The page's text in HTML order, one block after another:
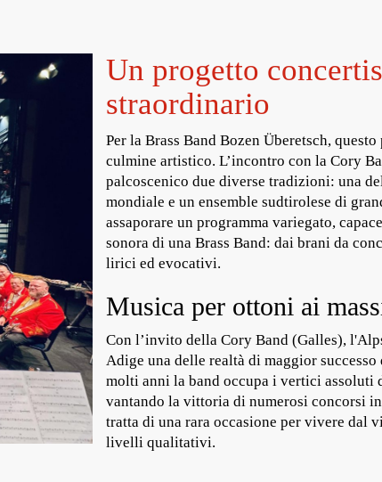
Un progetto
straordinario
Per la Brass Band Bozen Überetsch,
culmine artistico. L’incontro con la Cory
palcoscenico due diverse tradizioni: una
mondiale e un ensemble sudtirolese di
assaporare un programma variegato,
sonora di una Brass Band: dai brani da
lirici ed evocativi.
Musica per ottoni ai
Con l’invito della Cory Band (Galles),
Adige una delle realtà di maggior
molti anni la band occupa i vertici assoluti
vantando la vittoria di numerosi concorsi
tratta di una rara occasione per vivere dal
livelli qualitativi.